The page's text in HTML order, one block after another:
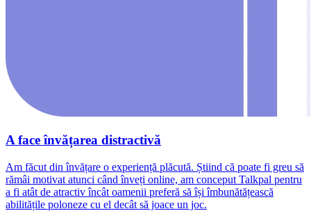
A face învățarea distractivă
Am făcut din învățare o experiență plăcută. Știind că poate fi greu să
rămâi motivat atunci când înveți online, am conceput Talkpal pentru
a fi atât de atractiv încât oamenii preferă să își îmbunătățească
abilitățile poloneze cu el decât să joace un joc.